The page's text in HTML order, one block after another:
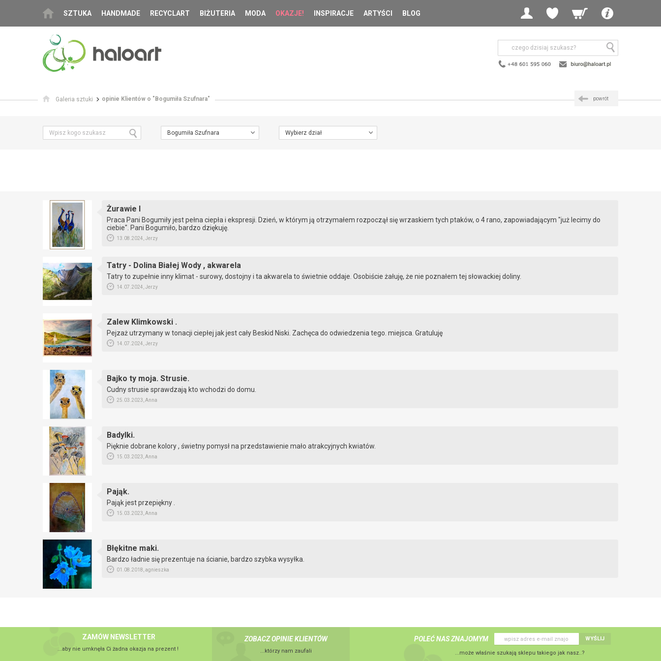
SZTUKA HANDMADE RECYCLART BIŻUTERIA MODA OKAZJE! INSPIRACJE ARTYŚCI BLOG
Galeria sztuki opinie Klientów o "Bogumiła Szufnara" powrót
Bogumiła Szufnara Wybierz dział
Żurawie I
Praca Pani Bogumiły jest pełna ciepła i ekspresji. Dzień, w którym ją otrzymałem rozpoczął się wrzaskiem tych ptaków, o 4 rano, zapowiadającym "już lecimy do
ciebie". Pani Bogumiło, bardzo dziękuję.
13.08.2024, Jerzy
Tatry - Dolina Białej Wody , akwarela
Tatry to zupełnie inny klimat - surowy, dostojny i ta akwarela to świetnie oddaje. Osobiście żałuję, że nie poznałem tej słowackiej doliny.
14.07.2024, Jerzy
Zalew Klimkowski .
Pejzaż utrzymany w tonacji ciepłej jak jest cały Beskid Niski. Zachęca do odwiedzenia tego. miejsca. Gratuluję
14.07.2024, Jerzy
Bajko ty moja. Strusie.
Cudny strusie sprawdzają kto wchodzi do domu.
25.03.2023, Anna
Badylki.
Pięknie dobrane kolory , świetny pomysł na przedstawienie mało atrakcyjnych kwiatów.
15.03.2023, Anna
Pająk.
Pająk jest przepiękny .
15.03.2023, Anna
Błękitne maki.
Bardzo ładnie się prezentuje na ścianie, bardzo szybka wysyłka.
01.08.2018, agnieszka
ZAMÓW NEWSLETTER
...aby nie umknęła Ci żadna okazja na prezent !
ZOBACZ OPINIE KLIENTÓW
...którzy nam zaufali
POLEĆ NAS ZNAJOMYM WYŚLIJ
...może właśnie szukają sklepu takiego jak nasz..?